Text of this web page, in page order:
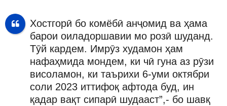
Хостгорӣ бо комёбӣ анҷомид ва ҳама
барои оиладоршавии мо розӣ шуданд.
Тӯй кардем. Имрӯз худамон ҳам
нафаҳмида мондем, ки чӣ гуна аз рӯзи
висоламон, ки таърихи 6-уми октябри
соли 2023 иттифоқ афтода буд, ин
қадар вақт сипарӣ шудааст”,- бо шавқ